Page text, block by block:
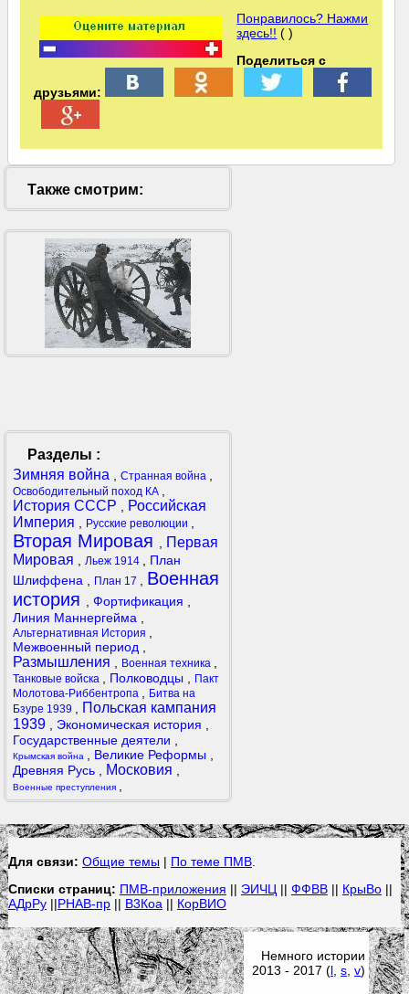
Понравилось? Нажми
здесь!! ( )
Поделиться с
друзьями:
Также смотрим:
Разделы :
Зимняя война
Странная война
Освободительный поход КА
История СССР
Российская
Империя
Русские революции
Вторая Мировая
Первая
Мировая
Льеж 1914
План
Шлиффена
План 17
Военная
история
Фортификация
Линия Маннергейма
Альтернативная История
Межвоенный период
Размышления Военная техника
Танковые войска Полководцы
Пакт
Молотова-Риббентропа
Битва на
Бзуре 1939
Польская кампания
1939
Экономическая история
Государственные деятели
Крымская война Великие Реформы
Древняя Русь
Московия
Военные преступления
Для связи: Общие темы | По теме ПМВ.
Списки страниц: ПМВ-приложения || ЭИЧЦ || ФФВВ|| КрыВо||
АДрРу||РНАВ-пр|| В3Коа || КорВИО
Немного истории
2013 - 2017 (l ,s ,v)